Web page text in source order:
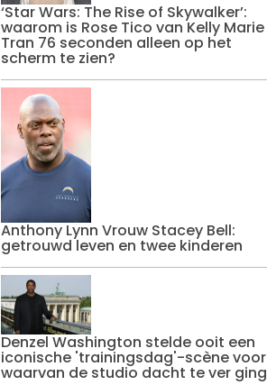
‘Star Wars: The Rise of Skywalker’:
waarom is Rose Tico van Kelly Marie
Tran 76 seconden alleen op het
scherm te zien?
Anthony Lynn Vrouw Stacey Bell:
getrouwd leven en twee kinderen
Denzel Washington stelde ooit een
iconische 'trainingsdag'-scène voor
waarvan de studio dacht te ver ging